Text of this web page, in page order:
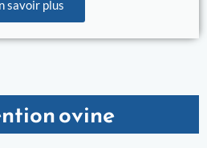
savoir plus
ovine